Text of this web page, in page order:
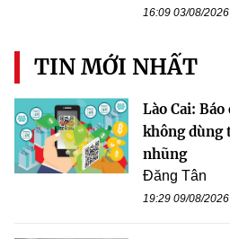
16:09 03/08/2026
TIN MỚI NHẤT
Lào Cai:
không dùng
nhũng
Đăng Tân
19:29 09/08/2026